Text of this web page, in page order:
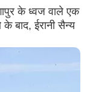
के ध्वज वाले एक
बाद, ईरानी सैन्य